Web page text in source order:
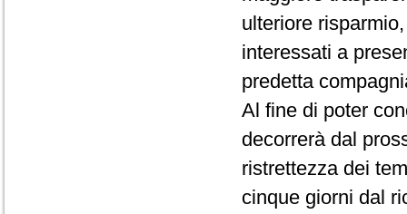
ulteriore
interessati a
predetta
Al fine di poter
decorrerà dal
ristrettezza dei
cinque giorni dal